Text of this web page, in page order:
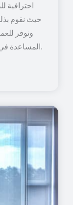
احترافية
حيث نقوم
ونوفر
المساعدة في أسرع وقت ممكن من قبل الفنيين لدينا.